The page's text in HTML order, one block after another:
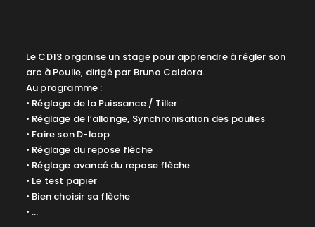
Le CD13 organise un stage pour apprendre à régler son
arc à Poulie, dirigé par Bruno Caldora.
Au programme :
• Réglage de la Puissance / Tiller
• Réglage de l’allonge, Synchronisation des poulies
• Faire son D-loop
• Réglage du repose flèche
• Réglage avancé du repose flèche
• Le test papier
• Bien choisir sa flèche
• …